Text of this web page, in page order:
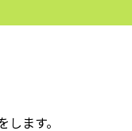
ます。